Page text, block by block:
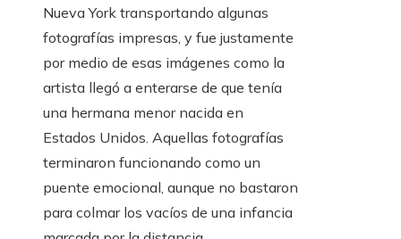
Nueva York transportando algunas
fotografías impresas, y fue justamente
por medio de esas imágenes como la
artista llegó a enterarse de que tenía
una hermana menor nacida en
Estados Unidos. Aquellas fotografías
terminaron funcionando como un
puente emocional, aunque no bastaron
para colmar los vacíos de una infancia